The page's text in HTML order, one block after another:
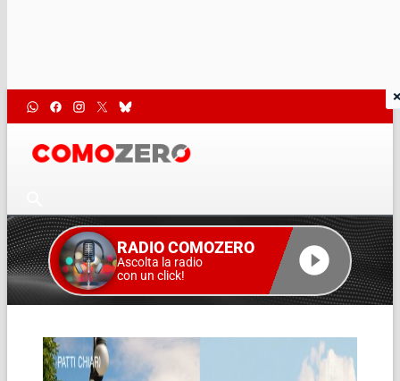
RADIO COMOZERO
Ascolta la radio
con un click!